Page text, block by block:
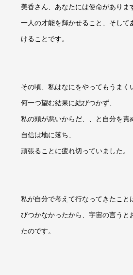
美香さん、あなたには使命があり
一人の才能を輝かせること、そし
けることです。
その頃、私はなにをやってもうまく
何一つ望む結果に結びつかず、
私の頭が悪いからだ、、と自分を責
自信は地に落ち、
頑張ることに疲れ切っていました。
私が自分で考えて行なってきたこ
びつかなかったから、宇宙の言う
たのです。